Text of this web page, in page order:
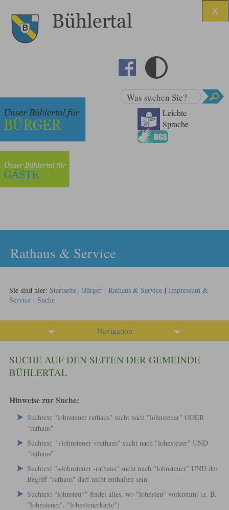
Leichte
Sprache
Was suchen Sie?
Rathaus & Service
Sie sind hier: Startseite | Bürger| Rathaus & Service| Impressum &
Service| Suche
Navigation
SUCHE AUF DEN SEITEN DER GEMEINDE
BÜHLERTAL
Hinweise zur Suche:
Suchtext "lohnsteuer rathaus" sucht nach "lohnsteuer" ODER
"rathaus"
Suchtext "+lohnsteuer +rathaus" sucht nach "lohnsteuer" UND
"rathaus"
Suchtext "+lohnsteuer -rathaus" sucht nach "lohnsteuer" UND der
Begriff "rathaus" darf nicht enthalten sein
Suchtext "lohnsteu*" findet alles, wo "lohnsteu" vorkommt (z. B.
"lohnsteuer", "lohnsteuerkarte")